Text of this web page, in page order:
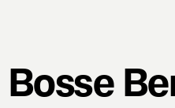
Bosse